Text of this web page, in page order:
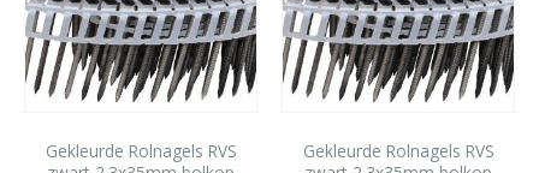
Gekleurde Rolnagels RVS
Gekleurde Rolnagels RVS